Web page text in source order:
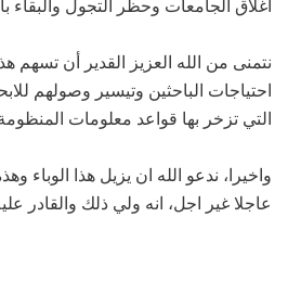
اغلاق الجامعات وحظر التجول والبقاء
نتمنى من الله العزيز القدير أن تسهم
احتياجات الباحثين وتيسير وصولهم
التي تزخر بها قواعد معلومات
واخيرا، ندعو الله ان يزيل هذا الوباء
عاجلا غير اجل، انه ولي ذلك والقادر